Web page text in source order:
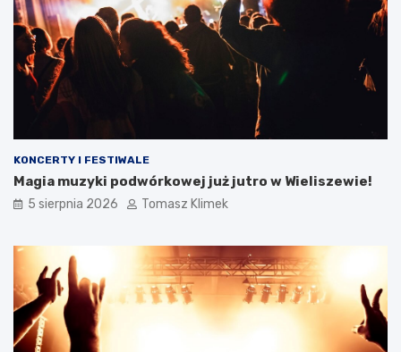
KONCERTY I FESTIWALE
Magia muzyki podwórkowej już jutro w Wieliszewie!
5 sierpnia 2026 Tomasz Klimek